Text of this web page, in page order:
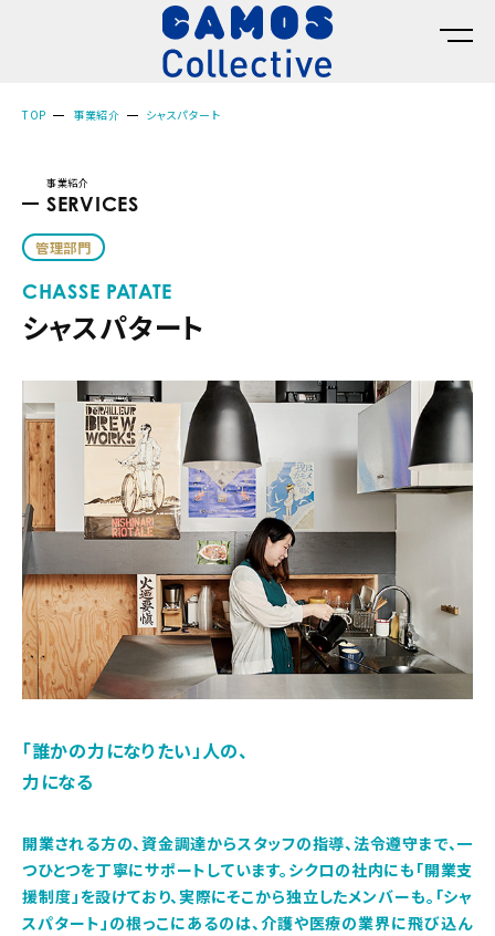
TOP 事業紹介 シャスパタート
事業紹介
SERVICES
管理部門
CHASSE PATATE
シャスパタート
「誰かの力になりたい」人の、
力になる
開業される方の、資金調達からスタッフの指導、法令遵守まで、一
つひとつを丁寧にサポートしています。シクロの社内にも「開業支
援制度」を設けており、実際にそこから独立したメンバーも。「シャ
スパタート」の根っこにあるのは、介護や医療の業界に飛び込ん